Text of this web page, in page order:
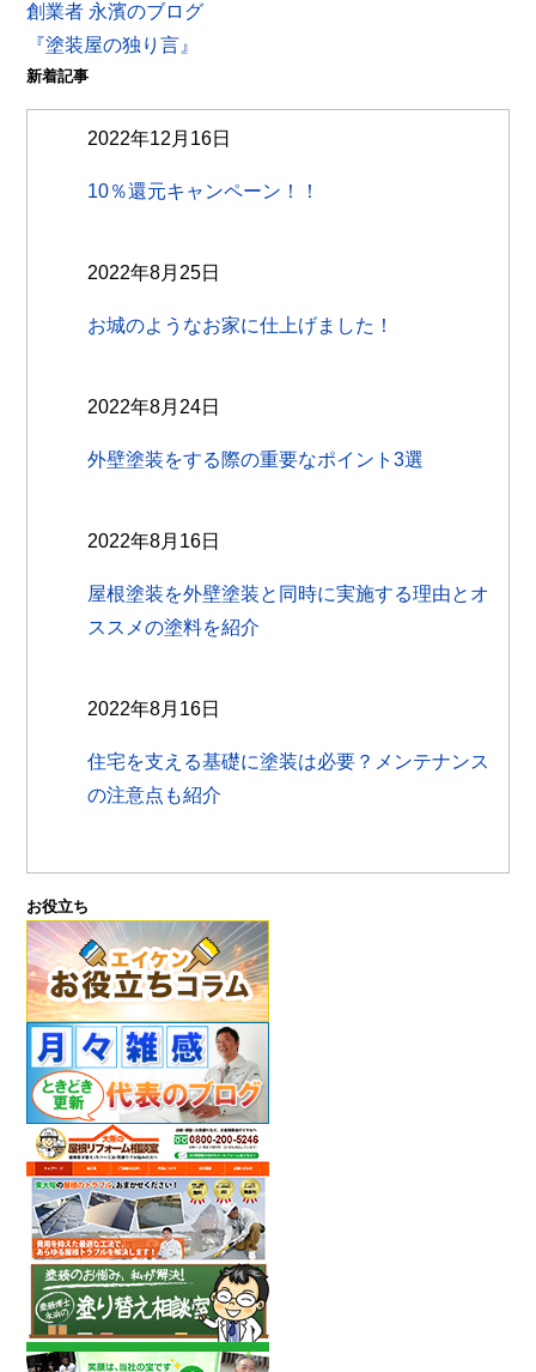
創業者 永濱のブログ
『塗装屋の独り言』
新着記事
2022年12月16日
10％還元キャンペーン！！
2022年8月25日
お城のようなお家に仕上げました！
2022年8月24日
外壁塗装をする際の重要なポイント3選
2022年8月16日
屋根塗装を外壁塗装と同時に実施する理由とオ
ススメの塗料を紹介
2022年8月16日
住宅を支える基礎に塗装は必要？メンテナンス
の注意点も紹介
お役立ち